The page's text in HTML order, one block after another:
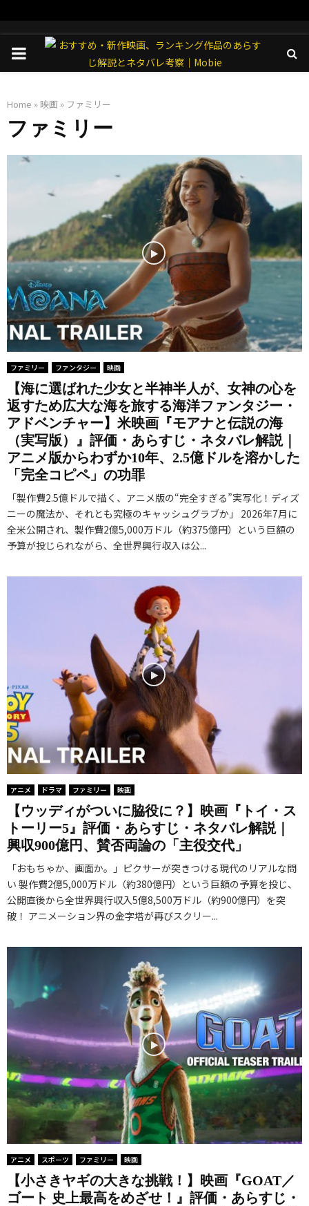
PRIMARY
Home » 映画» ファミリー
ファミリー
ファミリー ファンタジー 映画
【海に選ばれた少女と半神半人が、女神の心を
返すため広大な海を旅する海洋ファンタジー・
アドベンチャー】米映画『モアナと伝説の海
（実写版）』評価・あらすじ・ネタバレ解説｜
アニメ版からわずか10年、2.5億ドルを溶かした
「完全コピペ」の功罪
「製作費2.5億ドルで描く、アニメ版の“完全すぎる”実写化！ディズ
ニーの魔法か、それとも究極のキャッシュグラブか」 2026年7月に
全米公開され、製作費2億5,000万ドル（約375億円）という巨額の
予算が投じられながら、全世界興行収入は公...
アニメ ドラマ ファミリー 映画
【ウッディがついに脇役に？】映画『トイ・ス
トーリー5』評価・あらすじ・ネタバレ解説｜
興収900億円、賛否両論の「主役交代」
「おもちゃか、画面か。」ピクサーが突きつける現代のリアルな問
い 製作費2億5,000万ドル（約380億円）という巨額の予算を投じ、
公開直後から全世界興行収入5億8,500万ドル（約900億円）を突
破！ アニメーション界の金字塔が再びスクリー...
アニメ スポーツ ファミリー 映画
【小さきヤギの大きな挑戦！】映画『GOAT／
ゴート 史上最高をめざせ！』評価・あらすじ・